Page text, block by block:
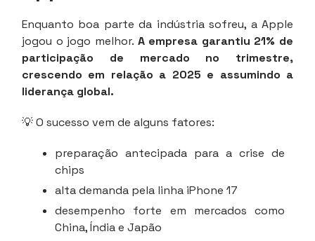
Enquanto boa parte da indústria sofreu, a Apple
jogou o jogo melhor. A empresa garantiu 21% de
participação de mercado no trimestre,
crescendo em relação a 2025 e assumindo a
liderança global.
💡 O sucesso vem de alguns fatores:
preparação antecipada para a crise de
chips
alta demanda pela linha iPhone 17
desempenho forte em mercados como
China, Índia e Japão